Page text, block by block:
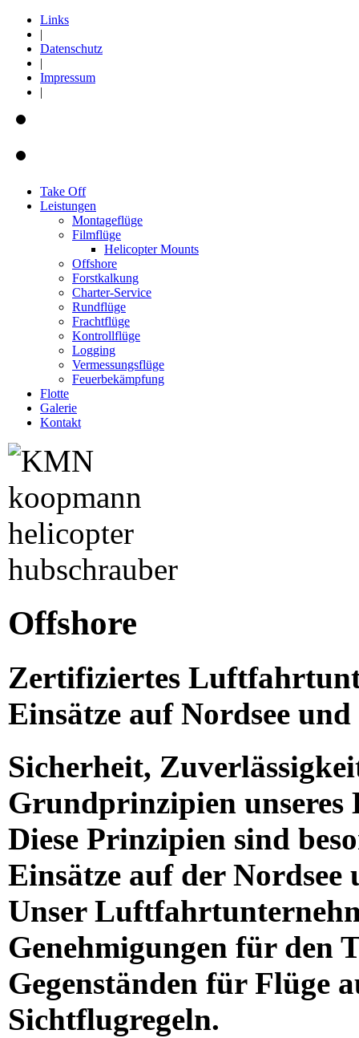
Links
|
Datenschutz
|
Impressum
|
Take Off
Leistungen
Montageflüge
Filmflüge
Helicopter Mounts
Offshore
Forstkalkung
Charter-Service
Rundflüge
Frachtflüge
Kontrollflüge
Logging
Vermessungsflüge
Feuerbekämpfung
Flotte
Galerie
Kontakt
Offshore
Zertifiziertes
Einsätze auf Nordsee und
Sicherheit,
Grundprinzipien
Diese Prinzipien sind
Einsätze auf der Nordsee
Unser
Genehmigungen für den
Gegenständen für Flüge
Sichtflugregeln.